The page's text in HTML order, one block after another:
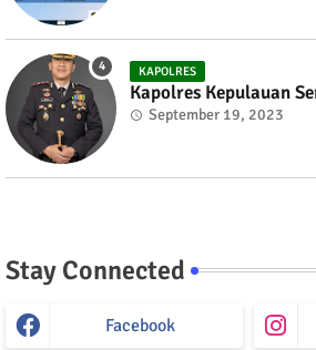
KAPOLRES
Kapolres Kepulauan
September 19, 2023
Stay Connected
Facebook